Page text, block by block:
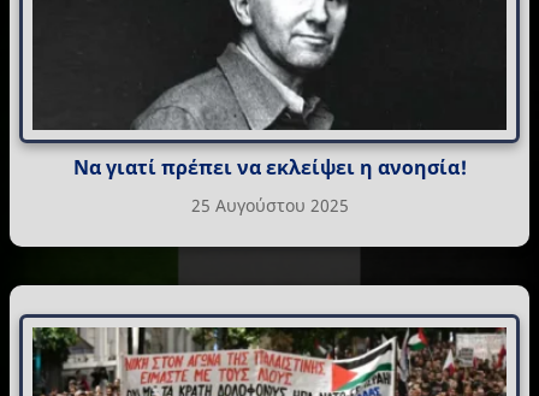
Να γιατί πρέπει να εκλείψει η ανοησία!
25 Αυγούστου 2025